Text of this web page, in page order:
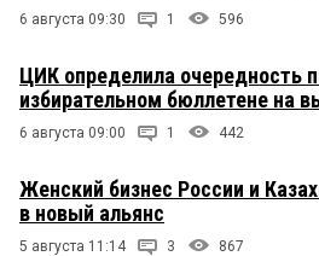
6 августа 09:30 1 596
ЦИК определила очередность
избирательном бюллетене на
6 августа 09:00 1 442
Женский бизнес России и
в новый альянс
5 августа 11:14 3 867